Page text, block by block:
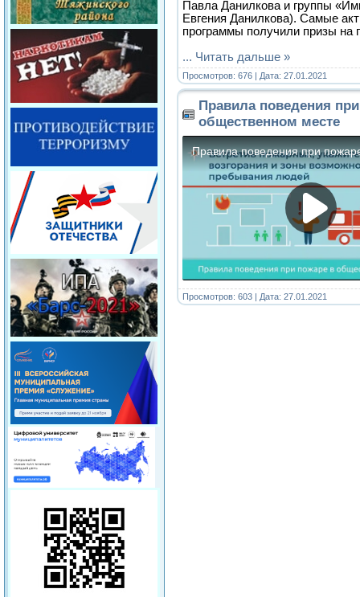
Павла Данилкова и группы
Евгения Данилкова). Самые
программы получили призы на
... Читать дальше »
Просмотров: 676 | Дата: 27.01.2021
Правила поведения
общественном месте
Просмотров: 603 | Дата: 27.01.2021